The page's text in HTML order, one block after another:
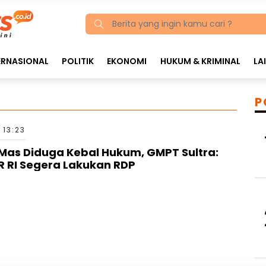
POLITIK EKONOMI HUKUM & KRIMINAL
Diduga Kebal Hukum, GMPT Sultra:
RI Segera Lakukan RDP